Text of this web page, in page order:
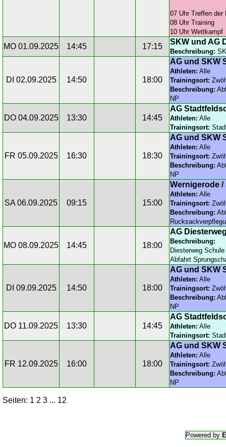
07 Uhr Treffen der
08 Uhr Training
10 Uhr Wettkampf
MO 01.09.2025 14:45 17:15
SKW und AG
Beschreibung:
DI 02.09.2025 14:50 18:00
AG und SKW
Athleten: Alle
Trainingsort:
Beschreibung:
NP
DO 04.09.2025 13:30 14:45
AG
Athleten: Alle
Trainingsort:
FR 05.09.2025 16:30 18:30
AG und SKW
Athleten: Alle
Trainingsort:
Beschreibung:
NP
SA 06.09.2025 09:15 15:00
Wernigerode
Athleten: Alle
Trainingsort:
Beschreibung:
MO 08.09.2025 14:45 18:00
AG
Beschreibung:
Diesterweg
Abfahrt
DI 09.09.2025 14:50 18:00
AG und SKW
Athleten: Alle
Trainingsort:
Beschreibung:
NP
DO 11.09.2025 13:30 14:45
AG
Athleten: Alle
Trainingsort:
FR 12.09.2025 16:00 18:00
AG und SKW
Athleten: Alle
Trainingsort:
Beschreibung:
NP
Seiten: 1 2 3 ... 12
Powered by